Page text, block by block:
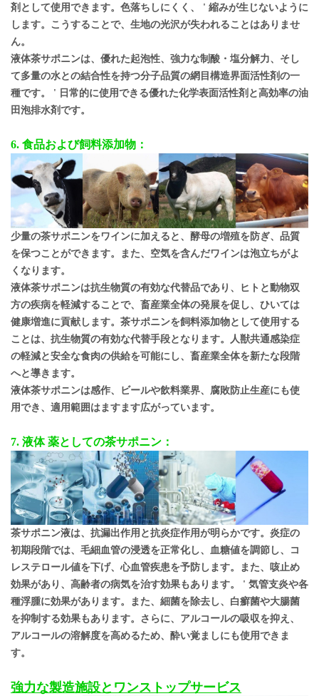
剤として使用できます。色落ちしにくく、 ' 縮みが生じないように
します。こうすることで、生地の光沢が失われることはありませ
ん。
液体茶サポニンは、優れた起泡性、強力な制酸・塩分解力、そし
て多量の水との結合性を持つ分子品質の網目構造界面活性剤の一
種です。 ' 日常的に使用できる優れた化学表面活性剤と高効率の油
田泡排水剤です。
6. 食品および飼料添加物：
少量の茶サポニンをワインに加えると、酵母の増殖を防ぎ、品質
を保つことができます。また、空気を含んだワインは泡立ちがよ
くなります。
液体茶サポニンは抗生物質の有効な代替品であり、ヒトと動物双
方の疾病を軽減することで、畜産業全体の発展を促し、ひいては
健康増進に貢献します。茶サポニンを飼料添加物として使用する
ことは、抗生物質の有効な代替手段となります。人獣共通感染症
の軽減と安全な食肉の供給を可能にし、畜産業全体を新たな段階
へと導きます。
液体茶サポニンは感作、ビールや飲料業界、腐敗防止生産にも使
用でき、適用範囲はますます広がっています。
7. 液体薬としての茶サポニン：
茶サポニン液は、抗漏出作用と抗炎症作用が明らかです。炎症の
初期段階では、毛細血管の浸透を正常化し、血糖値を調節し、コ
レステロール値を下げ、心血管疾患を予防します。また、咳止め
効果があり、高齢者の病気を治す効果もあります。 ' 気管支炎や各
種浮腫に効果があります。また、細菌を除去し、白癬菌や大腸菌
を抑制する効果もあります。さらに、アルコールの吸収を抑え、
アルコールの溶解度を高めるため、酔い覚ましにも使用できま
す。
強力な製造施設とワンストップサービス